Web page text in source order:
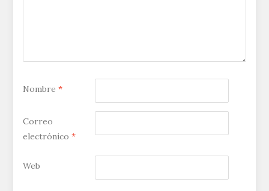
Nombre*
Correo
electrónico*
Web